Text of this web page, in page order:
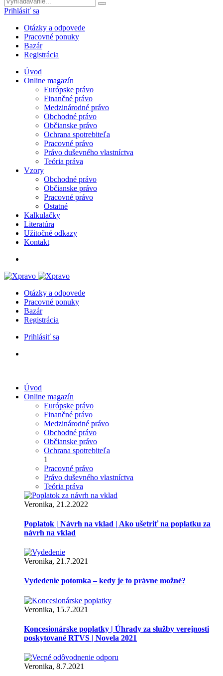
Prihlásiť sa
Otázky a odpovede
Pracovné ponuky
Bazár
Registrácia
Úvod
Online magazín
Európske právo
Finančné právo
Medzinárodné právo
Obchodné právo
Občianske právo
Ochrana spotrebiteľa
Pracovné právo
Právo duševného vlastníctva
Teória práva
Vzory
Obchodné právo
Občianske právo
Pracovné právo
Ostatné
Kalkulačky
Literatúra
Užitočné odkazy
Kontakt
Otázky a odpovede
Pracovné ponuky
Bazár
Registrácia
Prihlásiť sa
Úvod
Online magazín
Európske právo
Finančné právo
Medzinárodné právo
Obchodné právo
Občianske právo
Ochrana spotrebiteľa
1
Pracovné právo
Právo duševného vlastníctva
Teória práva
Veronika, 21.2.2022
Poplatok | Návrh na vklad | Ako ušetriť na poplatku za
návrh na vklad
Veronika, 21.7.2021
Vydedenie potomka – kedy je to právne možné?
Veronika, 15.7.2021
Koncesionárske poplatky | Úhrady za služby verejnosti
poskytované RTVS | Novela 2021
Veronika, 8.7.2021